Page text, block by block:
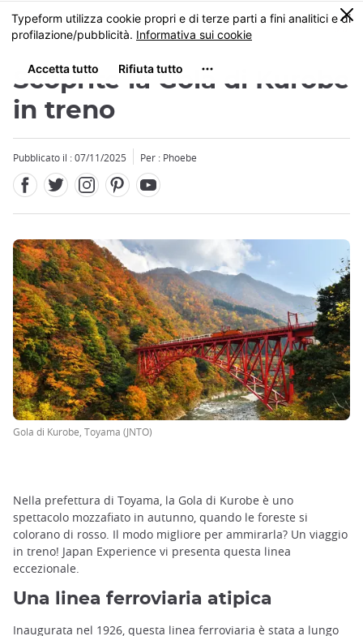
Skip
to
content
MENU
0
Scoprite la Gola di Kurobe
in treno
Pubblicato il : 07/11/2025 Per : Phoebe
Gola di Kurobe, Toyama (JNTO)
Nella prefettura di Toyama, la Gola di Kurobe è uno
spettacolo mozzafiato in autunno, quando le foreste si
colorano di rosso. Il modo migliore per ammirarla? Un viaggio
in treno! Japan Experience vi presenta questa linea
eccezionale.
Una linea ferroviaria atipica
Inaugurata nel 1926, questa linea ferroviaria è stata a lungo